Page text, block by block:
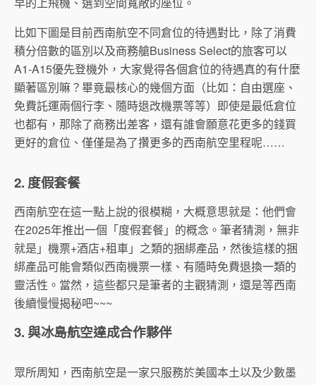
比如下圖是目前西南航空不同倉位的待遇對比，除了消費
積分倍數的區別以及商務艙Business Select的旅客可以
A1-A15優先登機外，大家覺得各個倉位的待遇真的有什麼
顯著區別嘛？畢竟最核心的幾個方面（比如：自由選座、
免費託運兩個行李、隨時退改機票等等）即使是最低倉位
也都有，那除了商務出差客，還有誰會願意花更多的錢買
更好的倉位、僅僅是為了攢更多的西南航空里程呢……
2. 度假套餐
西南航空在這一點上說的很模糊，大概意思就是：他們會
在2025年推出一個「度假套餐」的概念。筆者猜測，無非
就是」機票+酒店+租車」之類的捆綁產品，然後這樣的捆
綁產品可能會類似西南機票一樣、有隨時免費退換一類的
靈活性。當然，這些都只是筆者的主觀猜測，還是等西南
後續慢慢揭秘吧~~~
3. 與冰島航空達成合作夥伴
眾所周知，西南航空是一家只服務於美國本土以及少數墨